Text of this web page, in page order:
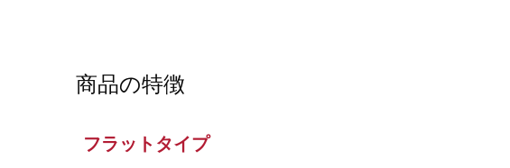
商品の特徴
フラットタイプ